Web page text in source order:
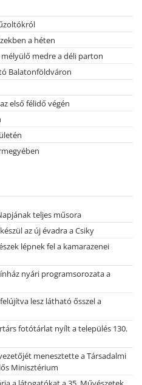
a héten
medre a déli parton
Balatonföldváron
első félidő végén
teljes műsora
az új évadra a Csiky
lépnek fel a kamarazenei
nyári programsorozata a
lesz látható ősszel a
fotótárlat nyílt a település 130.
menesztette a Társadalmi
Minisztérium